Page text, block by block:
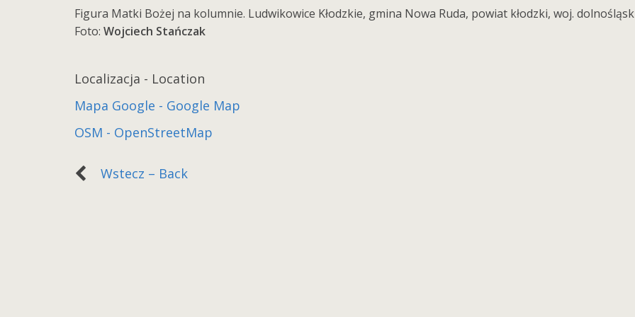
Figura Matki Bożej na kolumnie. Ludwikowice Kłodzkie, gmina Nowa Ruda, powiat kłodzki, woj.
Foto: Wojciech Stańczak
Localizacja - Location
Mapa Google - Google Map
OSM - OpenStreetMap
Wstecz – Back